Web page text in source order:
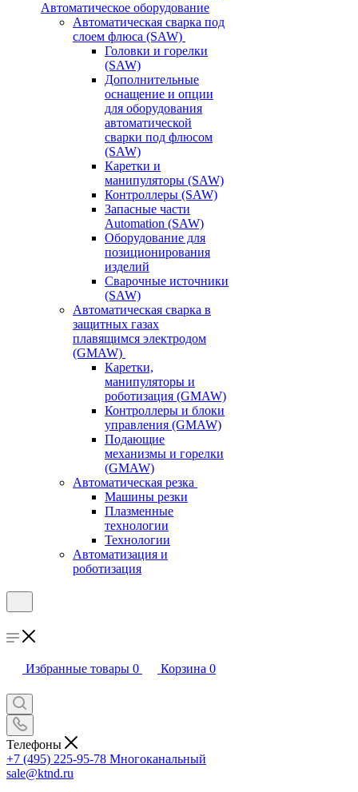
Автоматическое оборудование
Автоматическая сварка под
слоем флюса (SAW)
Головки и горелки
(SAW)
Дополнительные
оснащение и опции
для оборудования
автоматической
сварки под флюсом
(SAW)
Каретки и
манипуляторы (SAW)
Контроллеры (SAW)
Запасные части
Automation (SAW)
Оборудование для
позиционирования
изделий
Сварочные источники
(SAW)
Автоматическая сварка в
защитных газах
плавящимся электродом
(GMAW)
Каретки,
манипуляторы и
роботизация (GMAW)
Контроллеры и блоки
управления (GMAW)
Подающие
механизмы и горелки
(GMAW)
Автоматическая резка
Машины резки
Плазменные
технологии
Технологии
Автоматизация и
роботизация
Избранные товары 0 Корзина 0
Телефоны
+7 (495) 225-95-78 Многоканальный
sale@ktnd.ru